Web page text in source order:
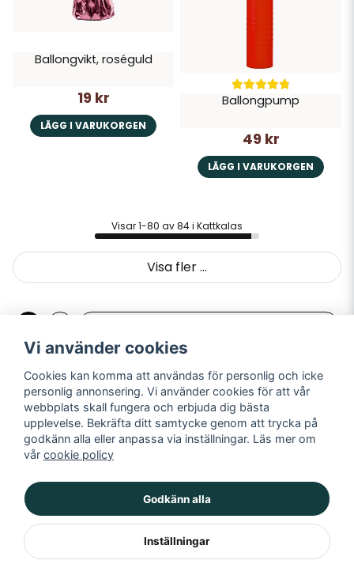
Ballongvikt, roséguld
19 kr
LÄGG I VARUKORGEN
Ballongpump
49 kr
LÄGG I VARUKORGEN
Visar 1-80 av 84 i Kattkalas
Visa fler ...
Mer info:
Kontakt
Frakt & leveranstid
Butiken i Göteborg
Vanliga frågor
Köpvillkor
Företagsinfo:
41705 Göteborg
info@tingeltangel.se
Vi använder cookies
Cookies kan komma att användas för personlig och icke
personlig annonsering. Vi använder cookies för att vår
webbplats skall fungera och erbjuda dig bästa
upplevelse. Bekräfta ditt samtycke genom att trycka på
godkänn alla eller anpassa via inställningar. Läs mer om
vår cookie policy
Godkänn alla
Inställningar